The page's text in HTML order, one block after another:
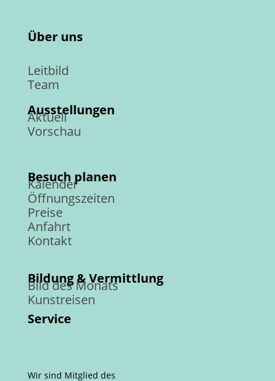
Über uns
Leitbild
Team
Ausstellungen
Aktuell
Vorschau
Besuch planen
Kalender
Öffnungszeiten
Preise
Anfahrt
Kontakt
Bildung & Vermittlung
Bild des Monats
Kunstreisen
Service
Wir sind Mitglied des